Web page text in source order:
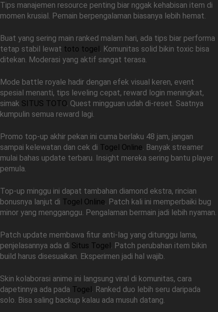
Tips manajemen resource penting biar nggak kehabisan item di
momen krusial. Pemain berpengalaman biasanya lebih hemat.
Buat yang sering main ranked malam hari, ada tips biar performa
tetap stabil lewat toto togel . Komunitas solid bikin toxic bisa
ditekan. Moderasi yang aktif sangat terasa.
Mode battle royale hadir dengan efek visual keren, event
spesial menanti, tips leveling cepat, reward login meningkat,
simak SITUS TOTO. Quest mingguan udah di-reset. Saatnya
kumpulin semua reward lagi.
Promo top-up akhir pekan ini cuma berlaku 48 jam, jangan
sampai kelewatan dan cek di Togel Online. Banyak streamer
mulai bahas update terbaru. Insight mereka sering bantu player
pemula.
Top-up minggu ini dapat tambahan diamond ekstra, rincian
bonusnya lanjut di Togel Online. Patch kali ini memperbaiki bug
minor yang mengganggu. Pengalaman bermain jadi lebih nyaman.
Patch update membawa fitur anti-lag yang ditunggu lama,
penjelasannya ada di Situs Togel . Patch perubahan item bikin
build harus disesuaikan. Eksperimen jadi hal wajib.
Skin kolaborasi anime ini langsung viral di komunitas, cara
dapetinnya ada pada Togel . Ranked duo lebih seru daripada
solo. Bisa saling backup kalau ada musuh datang.